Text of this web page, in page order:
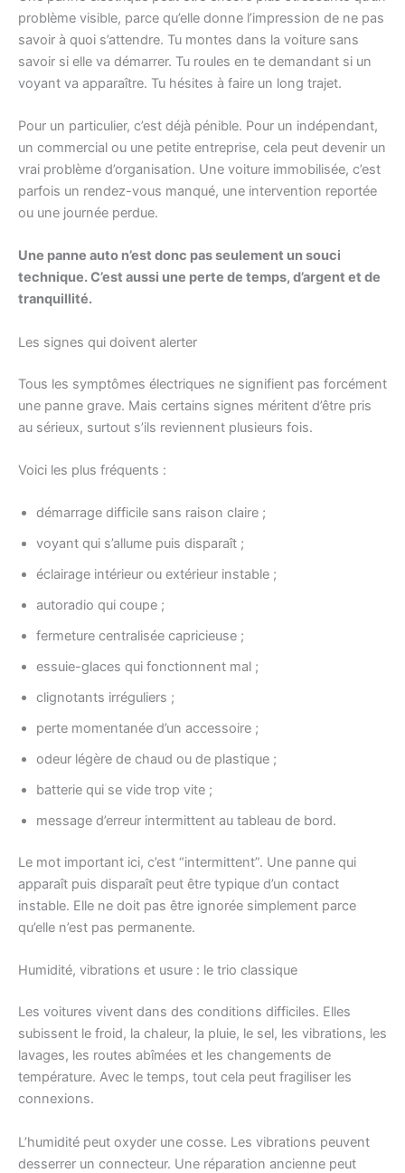
problème visible, parce qu’elle donne l’impression de ne pas
savoir à quoi s’attendre. Tu montes dans la voiture sans
savoir si elle va démarrer. Tu roules en te demandant si un
voyant va apparaître. Tu hésites à faire un long trajet.
Pour un particulier, c’est déjà pénible. Pour un indépendant,
un commercial ou une petite entreprise, cela peut devenir un
vrai problème d’organisation. Une voiture immobilisée, c’est
parfois un rendez-vous manqué, une intervention reportée
ou une journée perdue.
Une panne auto n’est donc pas seulement un souci
technique. C’est aussi une perte de temps, d’argent et de
tranquillité.
Les signes qui doivent alerter
Tous les symptômes électriques ne signifient pas forcément
une panne grave. Mais certains signes méritent d’être pris
au sérieux, surtout s’ils reviennent plusieurs fois.
Voici les plus fréquents :
démarrage difficile sans raison claire ;
voyant qui s’allume puis disparaît ;
éclairage intérieur ou extérieur instable ;
autoradio qui coupe ;
fermeture centralisée capricieuse ;
essuie-glaces qui fonctionnent mal ;
clignotants irréguliers ;
perte momentanée d’un accessoire ;
odeur légère de chaud ou de plastique ;
batterie qui se vide trop vite ;
message d’erreur intermittent au tableau de bord.
Le mot important ici, c’est “intermittent”. Une panne qui
apparaît puis disparaît peut être typique d’un contact
instable. Elle ne doit pas être ignorée simplement parce
qu’elle n’est pas permanente.
Humidité, vibrations et usure : le trio classique
Les voitures vivent dans des conditions difficiles. Elles
subissent le froid, la chaleur, la pluie, le sel, les vibrations, les
lavages, les routes abîmées et les changements de
température. Avec le temps, tout cela peut fragiliser les
connexions.
L’humidité peut oxyder une cosse. Les vibrations peuvent
desserrer un connecteur. Une réparation ancienne peut